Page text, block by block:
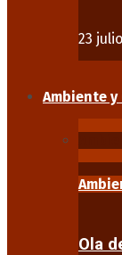
23
Ambiente y
Ola